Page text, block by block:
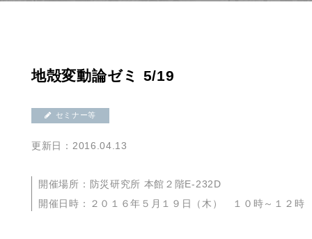
地殻変動論ゼミ 5/19
セミナー等
更新日：2016.04.13
開催場所：防災研究所 本館２階E-232D
開催日時：２０１６年５月１９日（木） １０時～１２時